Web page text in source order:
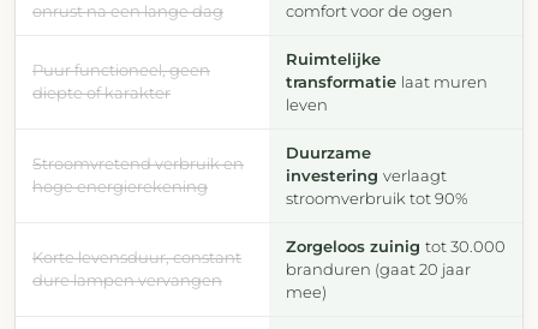
onrust na een lange dag
comfort voor de ogen
Puur functioneel, geen
diepte of karakter
Ruimtelijke
transformatie laat muren
leven
Stroomvretend verbruik en
hoge energierekening
Duurzame
investering verlaagt
stroomverbruik tot 90%
Korte levensduur, constant
dure lampen vervangen
Zorgeloos zuinig tot 30.000
branduren (gaat 20 jaar
mee)